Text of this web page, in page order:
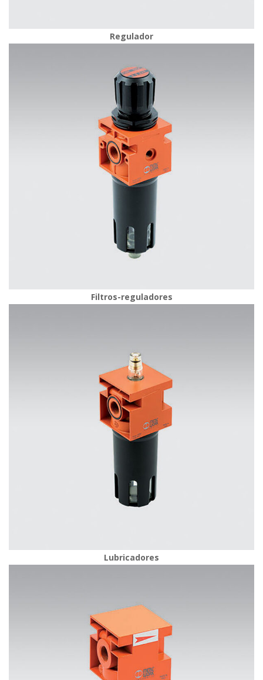
Regulador
Filtros-reguladore
Lubricadore